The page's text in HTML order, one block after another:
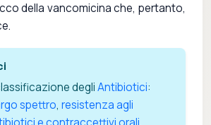
della vancomicina che, pertanto,
degliAntibiotici:
spettro, resistenza agli